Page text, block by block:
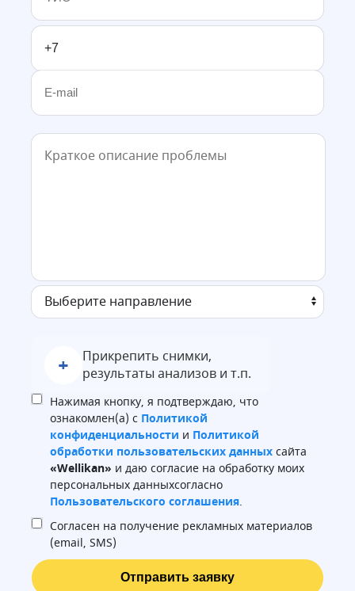
+
Прикрепить снимки,
результаты анализов и т.п.
Нажимая кнопку, я подтверждаю, что
ознакомлен(а) с Политикой
конфиденциальности и Политикой
обработки пользовательских данныхсайта
«Wellikan» и даю согласие на обработку моих
персональных данныхсогласно
Пользовательского соглашения.
Согласен на получение рекламных материалов
(email, SMS)
Отправить заявку